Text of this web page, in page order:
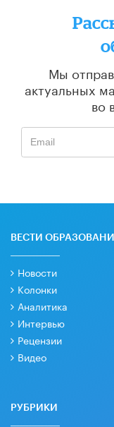
Мы
актуальных
во
ВЕСТИ
Новости
Колонки
Аналитика
Интервью
Рецензии
Видео
РУБРИКИ